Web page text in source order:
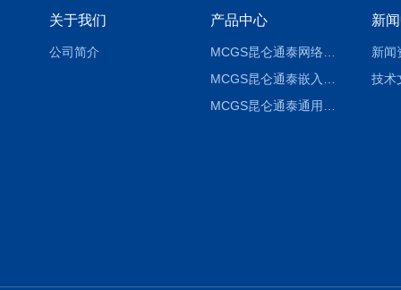
关于我们
公司简介
产品中心
MCGS昆仑通泰网络版组态软件报价
新
新闻
技术